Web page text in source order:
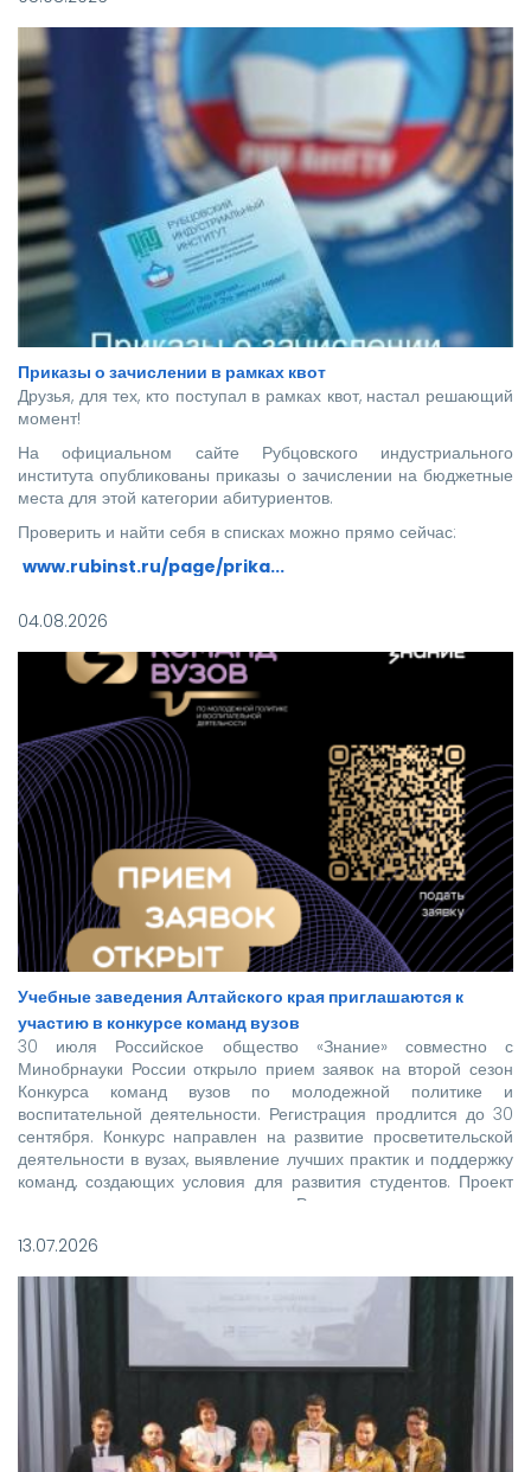
Приказы о зачислении в рамках квот
Друзья, для тех, кто поступал в рамках квот, настал решающий
момент!
На официальном сайте Рубцовского индустриального
института опубликованы приказы о зачислении на бюджетные
места для этой категории абитуриентов.
Проверить и найти себя в списках можно прямо сейчас:
www.rubinst.ru/page/prika...
непростой путь! Ваше место в нашей дружной семье уже
забронировано.
04.08.2026
Учебные заведения Алтайского края приглашаются к
участию в конкурсе команд вузов
30 июля Российское общество «Знание» совместно с
Минобрнауки России открыло прием заявок на второй сезон
Конкурса команд вузов по молодежной политике и
воспитательной деятельности. Регистрация продлится до 30
сентября. Конкурс направлен на развитие просветительской
деятельности в вузах, выявление лучших практик и поддержку
команд, создающих условия для развития студентов. Проект
реализуется при поддержке Росмолодежи в рамках
13.07.2026